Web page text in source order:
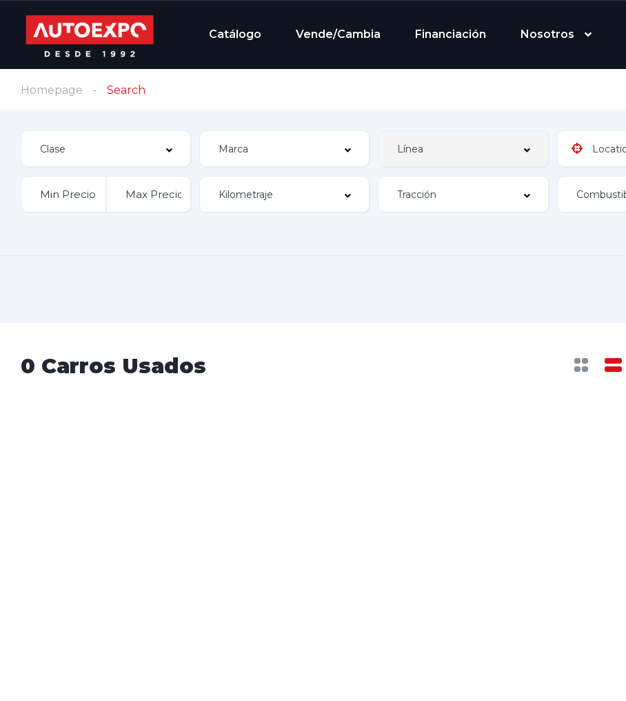
Catálogo Vende/Cambia Financiación Nosotros
Homepage Search
0 Carros Usados